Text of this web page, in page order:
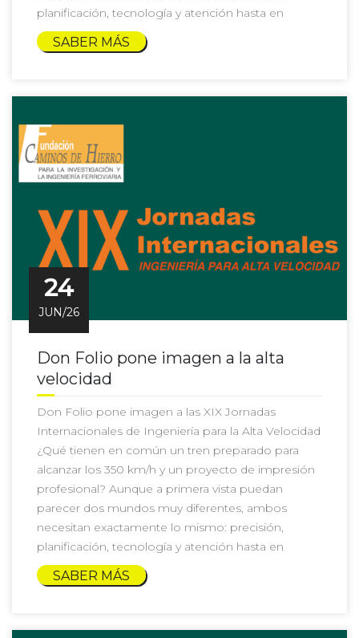
planificación, tecnología y atención hasta en
SABER MÁS
24
JUN/26
Don Folio pone imagen a la alta
velocidad
Don Folio pone imagen a las XIX Jornadas
Internacionales de Ingeniería para la Alta Velocidad
¿Qué tienen en común un tren preparado para
alcanzar los 350 km/h y un proyecto de impresión
profesional? Aunque a primera vista puedan
parecer dos mundos muy diferentes, ambos
necesitan exactamente lo mismo: precisión,
planificación, tecnología y atención hasta en
SABER MÁS